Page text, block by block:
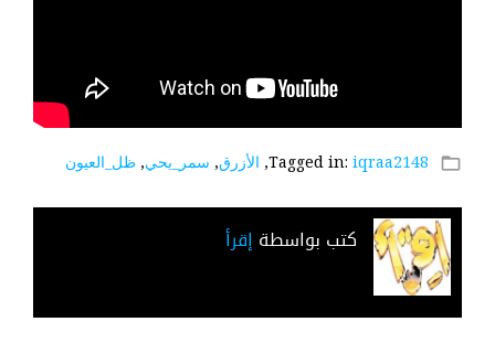
folder_open
Tagged in: iqraa2148
, الأزرق, سمر_يحي, ظل_العيون
كتب بواسطة إقرأ